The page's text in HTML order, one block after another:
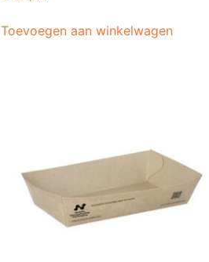
Toevoegen aan winkelwagen